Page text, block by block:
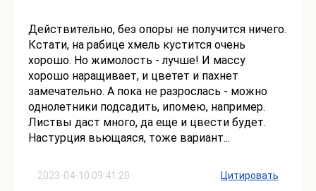
2023-04-10 09:41:20
Действительно, без опоры не получится ничего.
Кстати, на рабице хмель кустится очень
хорошо. Но жимолость - лучше! И массу
хорошо наращивает, и цветет и пахнет
замечательно. А пока не разрослась - можно
однолетники подсадить, ипомею, например.
Листвы даст много, да еще и цвести будет.
Настурция вьющаяся, тоже вариант...
Цитировать